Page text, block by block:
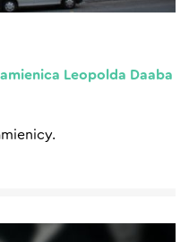
Leopolda Daaba